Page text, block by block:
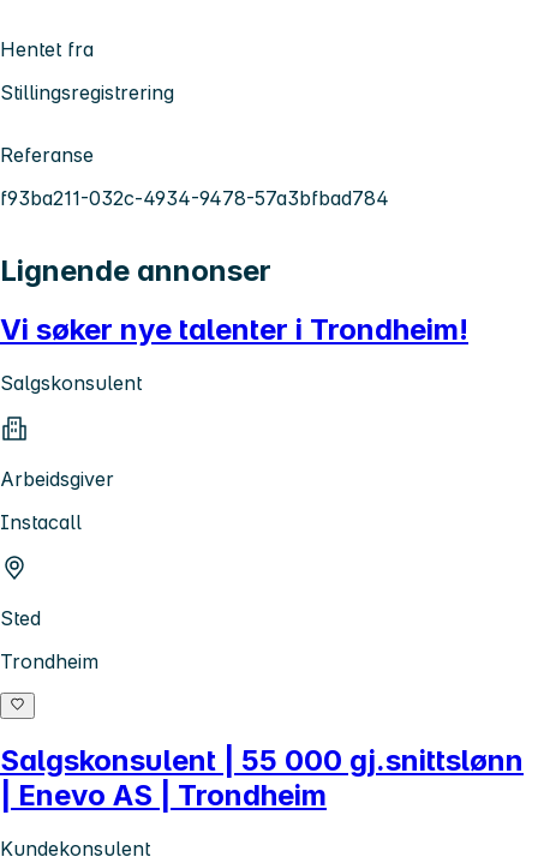
Hentet fra
Stillingsregistrering
Referanse
f93ba211-032c-4934-9478-57a3bfbad784
Lignende annonser
Vi søker nye talenter i Trondheim!
Salgskonsulent
Arbeidsgiver
Instacall
Sted
Trondheim
Salgskonsulent | 55 000 gj.snittslønn
| Enevo AS | Trondheim
Kundekonsulent